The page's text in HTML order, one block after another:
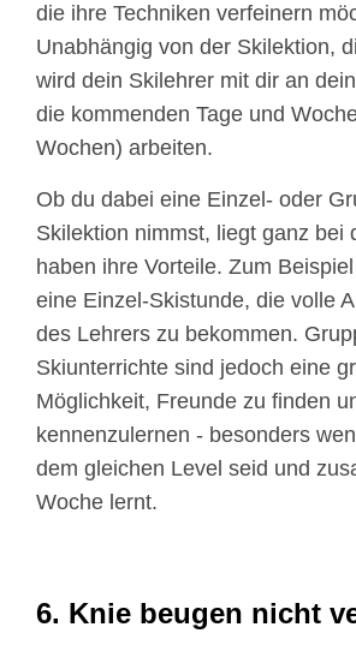
die ihre Techniken verfeinern
Unabhängig von der Skilektion,
wird dein Skilehrer mit dir an
die kommenden Tage und
Wochen) arbeiten.
Ob du dabei eine Einzel- oder
Skilektion nimmst, liegt ganz bei
haben ihre Vorteile. Zum
eine Einzel-Skistunde, die volle
des Lehrers zu bekommen.
Skiunterrichte sind jedoch eine
Möglichkeit, Freunde zu finden
kennenzulernen - besonders
dem gleichen Level seid und
Woche lernt.
6. Knie beugen nicht